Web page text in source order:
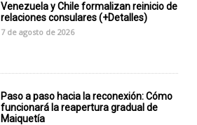
Venezuela y Chile formalizan reinicio de
relaciones consulares (+Detalles)
7 de agosto de 2026
Paso a paso hacia la reconexión: Cómo
funcionará la reapertura gradual de
Maiquetía